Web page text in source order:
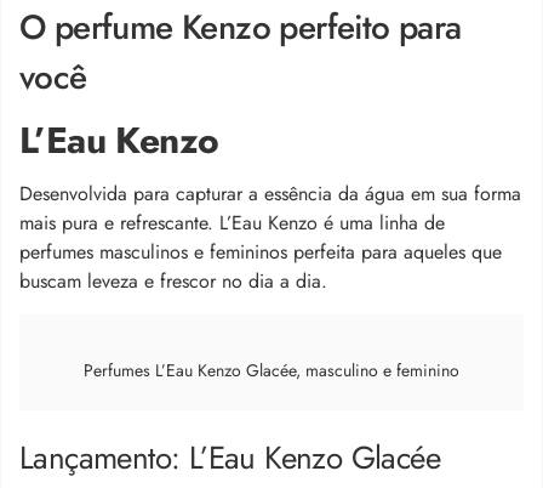
O perfume Kenzo perfeito para
você
L’Eau Kenzo
Desenvolvida para capturar a essência da água em sua forma
mais pura e refrescante. L’Eau Kenzo é uma linha de
perfumes masculinos e femininos perfeita para aqueles que
buscam leveza e frescor no dia a dia.
Perfumes L’Eau Kenzo Glacée, masculino e feminino
Lançamento: L’Eau Kenzo Glacée